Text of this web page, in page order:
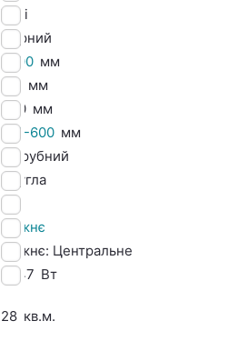
Tesi
Чорний
2000 мм
101 мм
540 мм
501-600 мм
3 трубний
Кругла
12
Нижнє
Нижнє: Центральне
2247 Вт
28 кв.м.